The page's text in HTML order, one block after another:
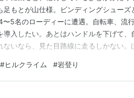
もとが山仕様。ビンディングシューズ
5名のローディーに遭遇。自転車、流
導入したい。あとはハンドルを下げて、
いなら、見た目路線に走るしかない。
にもどってしまっているし、ひと月ぶり
れた。 今回、およそ2年…
#ヒルクライム #岩登り